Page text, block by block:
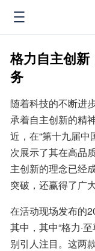
格力自主创新
务
随着科技的不断进
承着自主创新的精
近，在“第十九届
次展示了其在高品
主创新的理念已经
突破，还赢得了广
在活动现场发布的
其中，其中“格力·
别引人注目。这两